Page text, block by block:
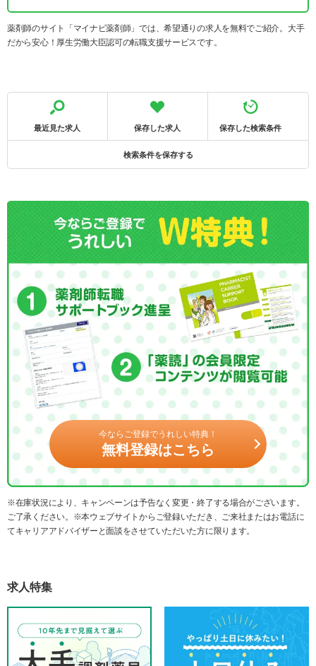
薬剤師のサイト「マイナビ薬剤師」では、希望通りの求人を無料でご紹介。大手
だから安心！厚生労働大臣認可の転職支援サービスです。
最近見た求人 保存した求人 保存した検索条件
検索条件を保存する
今ならご登録でうれしい特典！
無料登録はこちら
※在庫状況により、キャンペーンは予告なく変更・終了する場合がございます。
ご了承ください。※本ウェブサイトからご登録いただき、ご来社またはお電話に
てキャリアアドバイザーと面談をさせていただいた方に限ります。
求人特集